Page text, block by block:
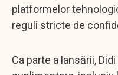
platformelor
reguli stricte de
Ca parte a lansării,